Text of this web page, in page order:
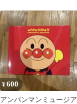
¥600
アンパンマンミュージア